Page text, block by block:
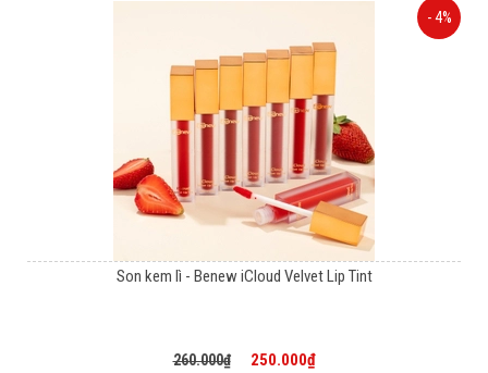
- 4%
Son kem lì - Benew iCloud Velvet Lip Tint
260.000₫ 250.000₫